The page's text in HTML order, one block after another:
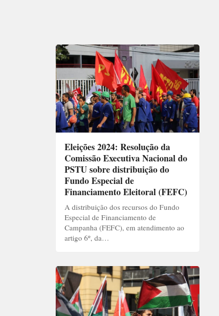
Eleições 2024: Resolução da
Comissão Executiva Nacional do
PSTU sobre distribuição do
Fundo Especial de
Financiamento Eleitoral (FEFC)
A distribuição dos recursos do Fundo
Especial de Financiamento de
Campanha (FEFC), em atendimento ao
artigo 6º, da…